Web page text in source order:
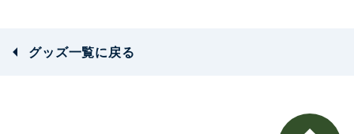
グッズ一覧に戻る